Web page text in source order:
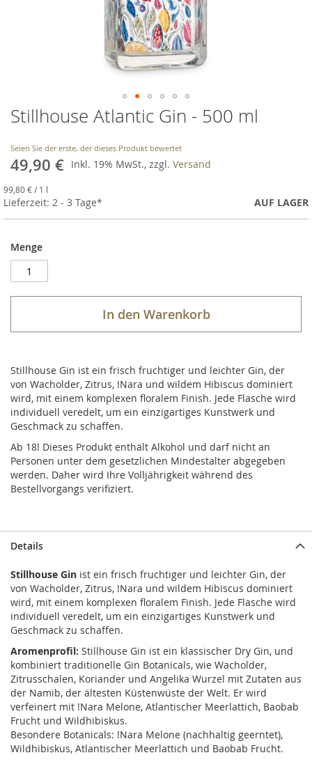
Skip
to
beginning
of
images
gallery
Stillhouse Atlantic Gin - 500 ml
Seien Sie der erste, der dieses Produkt bewertet
49,90 € Inkl. 19% MwSt., zzgl. Versand
99,80 €/ 1 l
AUF LAGER
Lieferzeit: 2 - 3 Tage*
Menge
In den Warenkorb
Stillhouse Gin ist ein frisch fruchtiger und leichter Gin, der
von Wacholder, Zitrus, !Nara und wildem Hibiscus dominiert
wird, mit einem komplexen floralem Finish. Jede Flasche wird
individuell veredelt, um ein einzigartiges Kunstwerk und
Geschmack zu schaffen.
Ab 18! Dieses Produkt enthält Alkohol und darf nicht an
Personen unter dem gesetzlichen Mindestalter abgegeben
werden. Daher wird Ihre Volljährigkeit während des
Bestellvorgangs verifiziert.
Details
Stillhouse Gin ist ein frisch fruchtiger und leichter Gin, der
von Wacholder, Zitrus, !Nara und wildem Hibiscus dominiert
wird, mit einem komplexen floralem Finish. Jede Flasche wird
individuell veredelt, um ein einzigartiges Kunstwerk und
Geschmack zu schaffen.
Aromenprofil: Stillhouse Gin ist ein klassischer Dry Gin, und
kombiniert traditionelle Gin Botanicals, wie Wacholder,
Zitrusschalen, Koriander und Angelika Wurzel mit Zutaten aus
der Namib, der ältesten Küstenwüste der Welt. Er wird
verfeinert mit !Nara Melone, Atlantischer Meerlattich, Baobab
Frucht und Wildhibiskus.
Besondere Botanicals: !Nara Melone (nachhaltig geerntet),
Wildhibiskus, Atlantischer Meerlattich und Baobab Frucht.